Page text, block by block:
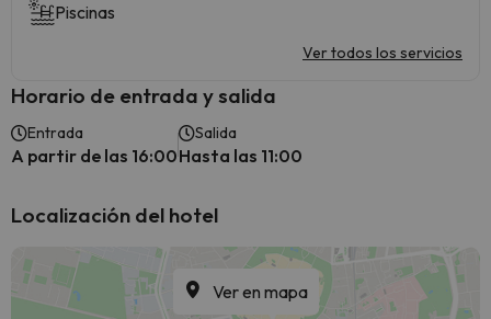
Piscinas
Ver todos los servicios
Horario de entrada y salida
Entrada
A partir de las 16:00
Salida
Hasta las 11:00
Localización del hotel
Ver en mapa